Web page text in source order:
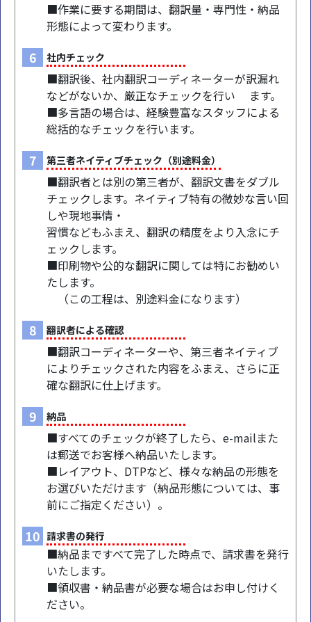
■作業に要する期間は、翻訳量・専門性・納品
形態によって変わります。
6 社内チェック
■翻訳後、社内翻訳コーディネーターが訳漏れ
などがないか、厳正なチェックを行い ます。
■多言語の場合は、経験豊富なスタッフによる
総括的なチェックを行います。
7 第三者ネイティブチェック（別途料金）
■翻訳者とは別の第三者が、翻訳文書をダブル
チェックします。ネイティブ特有の微妙な言い回
しや現地事情・
習慣などもふまえ、翻訳の精度をより入念にチ
ェックします。
■印刷物や公的な翻訳に関しては特にお勧めい
たします。
（この工程は、別途料金になります）
8 翻訳者による確認
■翻訳コーディネーターや、第三者ネイティブ
によりチェックされた内容をふまえ、さらに正
確な翻訳に仕上げます。
9 納品
■すべてのチェックが終了したら、e-mailまた
は郵送でお客様へ納品いたします。
■レイアウト、DTPなど、様々な納品の形態を
お選びいただけます（納品形態については、事
前にご指定ください）。
10 請求書の発行
■納品まですべて完了した時点で、請求書を発行
いたします。
■領収書・納品書が必要な場合はお申し付けく
ださい。